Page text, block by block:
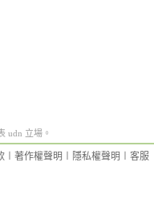
udn 立場。
著作權聲明 隱私權聲明 客服